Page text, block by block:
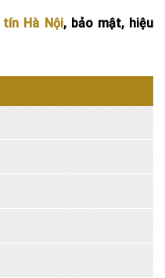
Hà Nội, bảo mật, hiệu